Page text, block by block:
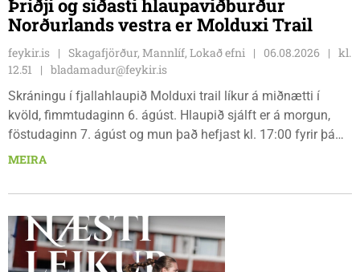
Þriðji og síðasti hlaupaviðburður
Norðurlands vestra er Molduxi Trail
feykir.is Skagafjörður, Mannlíf, Lokað efni 06.08.2026
kl.
12.51
bladamadur@feykir.is
Skráningu í fjallahlaupið Molduxi trail líkur á miðnætti í
kvöld, fimmtudaginn 6. ágúst. Hlaupið sjálft er á morgun,
föstudaginn 7. ágúst og mun það hefjast kl. 17:00 fyrir þá
keppendur sem ætla sér 20 km em kl. 18:00 fyrir 12 km
fjölbrautaskólans en þar er líka komið í mark þannig
styðja hlauparana áfram.
MEIRA